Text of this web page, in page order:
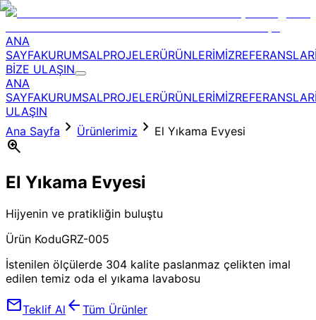
ANA
SAYFAKURUMSALPROJELERÜRÜNLERİMİZREFERANSLAR
BİZE ULAŞIN
ANA
SAYFAKURUMSALPROJELERÜRÜNLERİMİZREFERANSLAR
ULAŞIN
Ana Sayfa chevron_right Ürünlerimiz chevron_right El Yıkama Evyesi
zoom_in
El Yıkama Evyesi
Hijyenin ve pratikliğin buluştu
Ürün KoduGRZ-005
İstenilen ölçülerde 304 kalite paslanmaz çelikten imal
edilen temiz oda el yıkama lavabosu
mailTeklif Al arrow_back Tüm Ürünler